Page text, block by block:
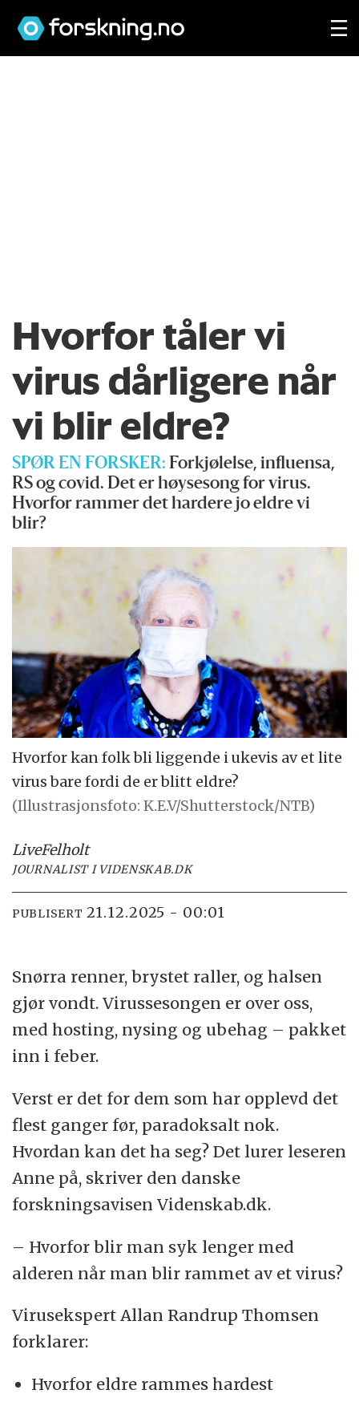
Hvorfor tåler vi
virus dårligere når
vi blir eldre?
SPØR EN FORSKER:Forkjølelse, influensa,
RS og covid. Det er høysesong for virus.
Hvorfor rammer det hardere jo eldre vi
blir?
Hvorfor kan folk bli liggende i ukevis av et lite
virus bare fordi de er blitt eldre?
(Illustrasjonsfoto: K.E.V/Shutterstock/NTB)
LiveFelholt
JOURNALIST I VIDENSKAB.DK
PUBLISERT 21.12.2025 - 00:01
Snørra renner, brystet raller, og halsen
gjør vondt. Virussesongen er over oss,
med hosting, nysing og ubehag – pakket
inn i feber.
Verst er det for dem som har opplevd det
flest ganger før, paradoksalt nok.
Hvordan kan det ha seg? Det lurer leseren
Anne på, skriver den danske
forskningsavisen Videnskab.dk.
– Hvorfor blir man syk lenger med
alderen når man blir rammet av et virus?
Virusekspert Allan Randrup Thomsen
forklarer:
Hvorfor eldre rammes hardest